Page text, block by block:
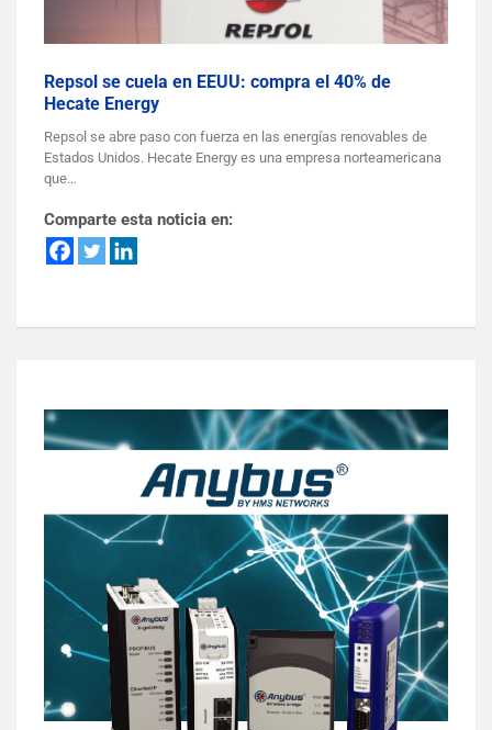
Repsol se cuela en EEUU: compra el 40% de
Hecate Energy
Repsol se abre paso con fuerza en las energías renovables de
Estados Unidos. Hecate Energy es una empresa norteamericana
que…
Comparte esta noticia en: